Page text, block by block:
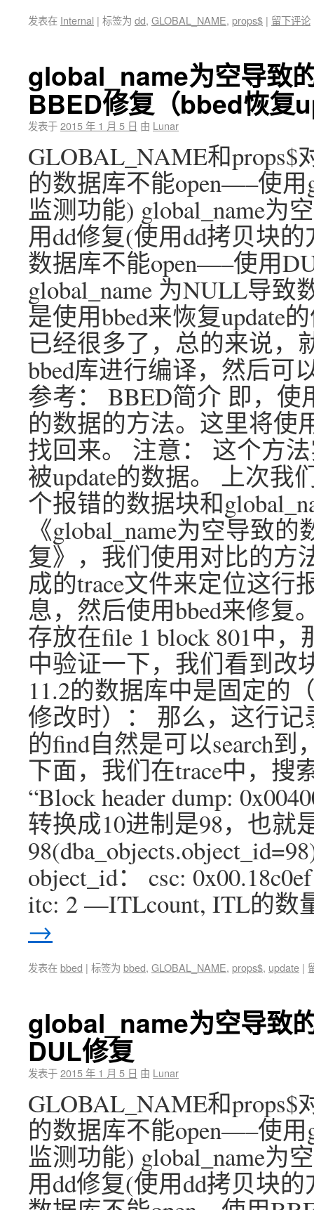
发表在 Internal | 标签为 dd, GLOBAL_NAME, props$ | 留下评论
global_name为空导致
BBED修复（bbed恢复
发表于2015 年 1 月 5 日 由 Lunar
GLOBAL_NAME和props$
的数据库不能open—–使
监测功能) global_name为
用dd修复(使用dd拷贝块
数据库不能open—–使用
global_name 为NULL导
是使用bbed来恢复update
已经很多了，总的来说，
bbed库进行编译，然后可
参考： BBED简介 即，使
的数据的方法。这里将使
找回来。 注意： 这个方
被update的数据。 上次我
个报错的数据块和
《global_name为空导致
复》，我们使用对比的方
成的trace文件来定位这行
息，然后使用bbed来修复
存放在file 1 block 801中
中验证一下，我们看到改
11.2的数据库中是固定的
修改时）： 那么，这行记
的find自然是可以search
下面，我们在trace中，搜
“Block header dump:
转换成10进制是98，也就
object_id： csc:
itc: 2 —ITLcount, ITL的
→
发表在bbed | 标签为 bbed, GLOBAL_NAME, props$, update |
global_name为空导致
DUL修复
发表于2015 年 1 月 5 日 由 Lunar
GLOBAL_NAME和props$
的数据库不能open—–使
监测功能) global_name为
用dd修复(使用dd拷贝块